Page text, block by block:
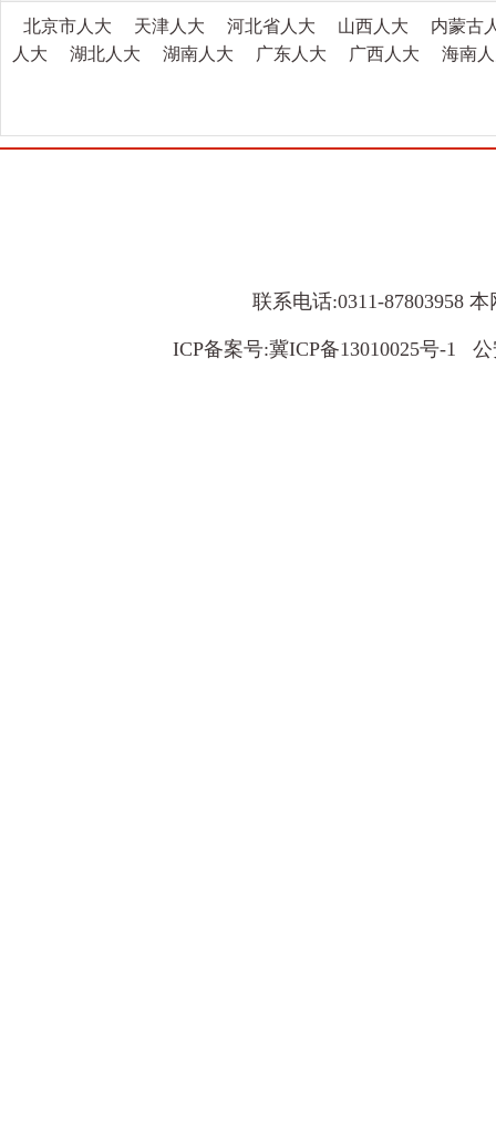
北京市人大 天津人大 河北省人大 山西人大
内蒙古
人大
湖北人大 湖南人大 广东人大 广西人大 海南
联系电话:0311-87803958
ICP备案号:冀ICP备13010025号-1 公